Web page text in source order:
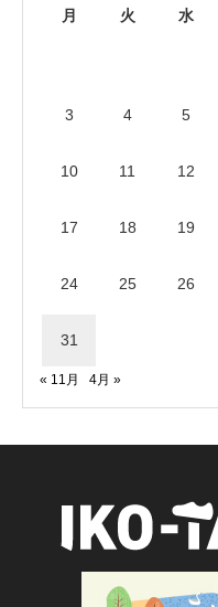
月 火 水
3 4 5
10 11 12
17 18 19
24 25 26
31
« 11月 4月 »